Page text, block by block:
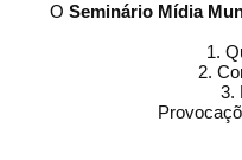
O Seminário Mídia
1.
2.
3.